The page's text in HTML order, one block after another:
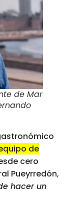
de Mar
de
cero
Pueyrredón,
hacer un